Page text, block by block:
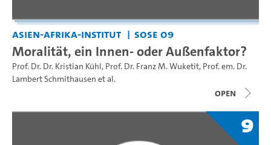
Asien-Afrika-Institut SoSe 09
Moralität, ein Innen- oder Außenfaktor?
Prof. Dr. Dr. Kristian Kühl, Prof. Dr. Franz M. Wuketit, Prof. em. Dr.
Lambert Schmithausen et al.
open
9